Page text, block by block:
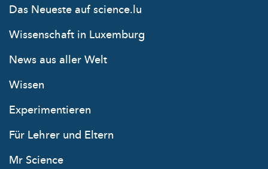
Das Neueste auf science.lu
Wissenschaft in Luxemburg
News aus aller Welt
Wissen
Experimentieren
Für Lehrer und Eltern
Mr Science